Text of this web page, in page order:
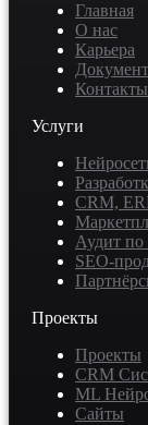
Главная
О нас
Карьера
Контакты
Услуги
CRM,
Аудит
SEO-
Проекты
Проекты
CRM
ML
Сайты